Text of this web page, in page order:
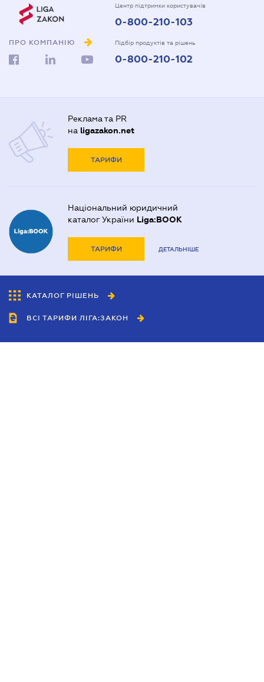
ПРО КОМПАНІЮ
Центр підтримки користувачів
0-800-210-103
Підбір продуктів та рішень
0-800-210-102
Реклама та PR
на ligazakon.net
ТАРИФИ
Національний юридичний
каталог України Liga:BOOK
ТАРИФИ ДЕТАЛЬНІШЕ
КАТАЛОГ РІШЕНЬ
ВСІ ТАРИФИ ЛІГА:ЗАКОН